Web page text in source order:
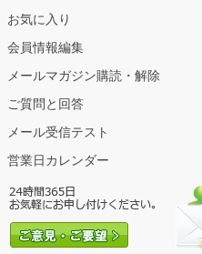
お気に入り
会員情報編集
メールマガジン購読・解除
ご質問と回答
メール受信テスト
営業日カレンダー